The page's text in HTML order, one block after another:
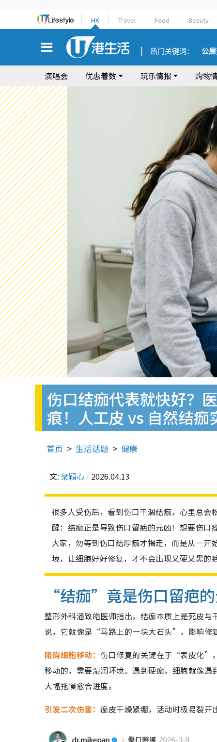
HK Travel Food Beauty
热门关键词： 公
演唱会 优惠着数 玩乐情报 购物
伤口结痂代表就快好？
痕！人工皮 vs 自然结痂
首页 生活话题 健康
文: 梁穎心 2026.04.13
很多人受伤后，看到伤口干涸结痂，心里总
醒：结痂正是导致伤口留疤的元凶！想要伤
大家，勿等到伤口结厚痂才揭走，而是从一
境，让细胞好好修复，才不会出现又硬又黑的
“结痂”竟是伤口留疤
整形外科潘致皓医师指出，结痂本质上是死皮
说，它就像是“马路上的一块大石头”，影响修
阻碍细胞移动：伤口修复的关键在于“表皮化”
移动的，需要湿润环境。遇到硬痂，细胞就像
大幅拖慢愈合进度。
引发二次伤害：痂皮干燥紧绷，活动时极易裂开